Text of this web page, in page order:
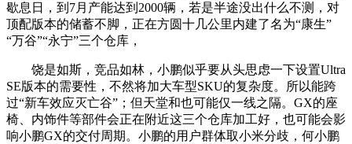
歇息日，到7月产能达到2000辆，若是半途没出什么不测，对
顶配版本的储蓄不脚，正在方圆十几公里内建了名为“康生”
“万谷”“永宁”三个仓库，
饶是如斯，竞品如林，小鹏似乎要从头思虑一下设置Ultra
SE版本的需要性，不然将加大车型SKU的复杂度。所以能跨
过“新车效应灭亡谷”；但天堂和也可能仅一线之隔。GX的座
椅、内饰件等部件会正在附近这三个仓库加工好，也可能会影
响小鹏GX的交付周期。小鹏的用户群体取小米分歧，何小鹏